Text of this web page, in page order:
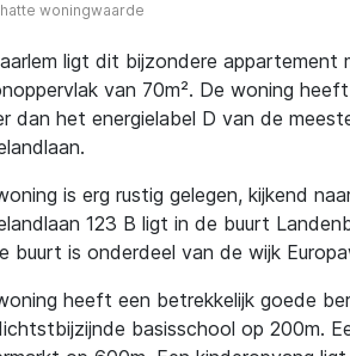
woningwaarde
ligt dit bijzondere appartement
van 70m². De woning
dan het energielabel D van de
is erg rustig gelegen, kijkend
123 B ligt in de buurt
buurt is onderdeel van de wijk
heeft een betrekkelijk goede
basisschool op 200m.